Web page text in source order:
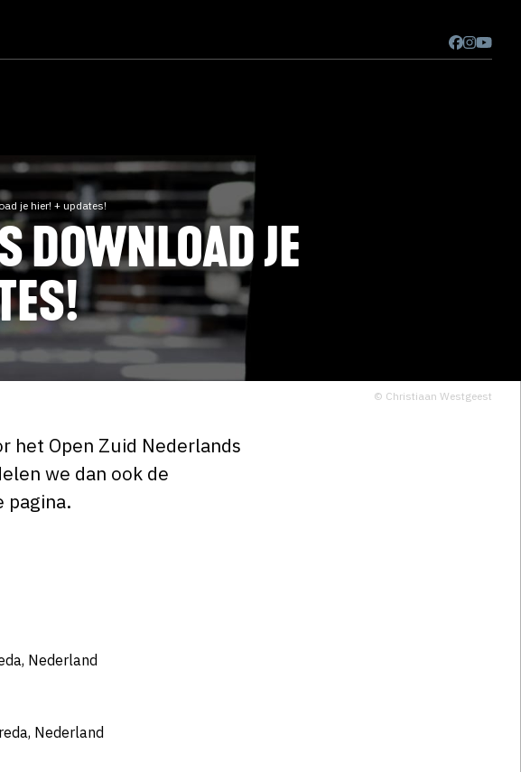
je hier! + updates!
DOWNLOAD JE
© Christiaan Westgeest
het Open Zuid Nederlands
we dan ook de
pagina.
Nederland
Nederland